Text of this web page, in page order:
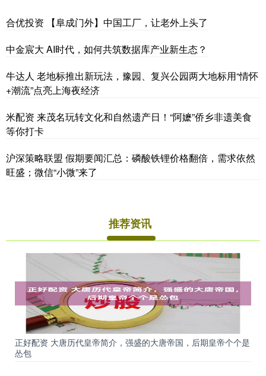
合优投资 【阜成门外】中国工厂，让老外上头了
中金宸大 AI时代，如何共筑数据库产业新生态？
牛达人 老地标推出新玩法，豫园、复兴公园两大地标用“情怀
+潮流”点亮上海夜经济
米配资 来茂名玩转文化和自然遗产日！“阿嬷”侨乡非遗美食
等你打卡
沪深策略联盟 假期要闻汇总：磷酸铁锂价格翻倍，需求依然
旺盛；微信“小微”来了
推荐资讯
正好配资 大唐历代皇帝简介，强盛的大唐帝国，后期皇帝个个是
怂包